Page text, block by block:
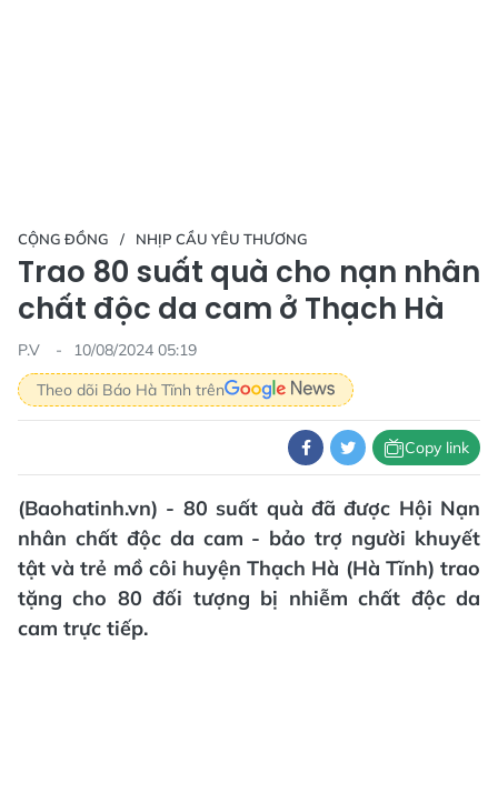
CỘNG ĐỒNG NHỊP CẦU YÊU THƯƠNG
Trao 80 suất quà cho nạn nhân
chất độc da cam ở Thạch Hà
P.V
10/08/2024 05:19
Theo dõi Báo Hà Tĩnh trên
Copy link
(Baohatinh.vn) - 80 suất quà đã được Hội Nạn
nhân chất độc da cam - bảo trợ người khuyết
tật và trẻ mồ côi huyện Thạch Hà (Hà Tĩnh) trao
tặng cho 80 đối tượng bị nhiễm chất độc da
cam trực tiếp.